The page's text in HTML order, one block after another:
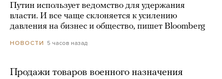
Путин использует ведомство для удержания
власти. И все чаще склоняется к усилению
давления на бизнес и общество, пишет Bloomberg
НОВОСТИ 5 часов назад
Продажи товаров военного назначения